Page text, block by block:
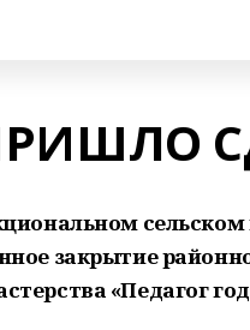
закрытие
«Педагог